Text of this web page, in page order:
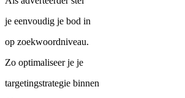
je eenvoudig je bod in
op zoekwoordniveau.
Zo optimaliseer je je
targetingstrategie binnen